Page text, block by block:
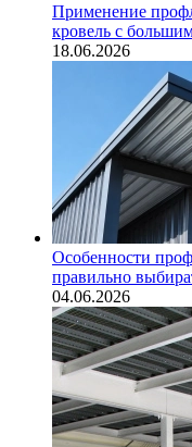
Применение
кровель с
18.06.2026
Особенности
правильно
04.06.2026